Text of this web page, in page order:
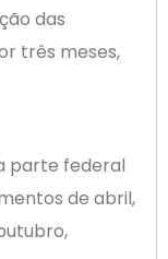
das
três meses,
parte federal
de abril,